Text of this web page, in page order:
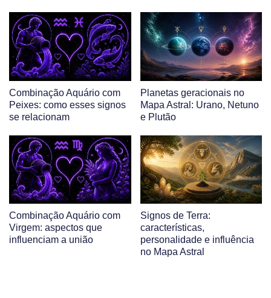
Combinação Aquário com
Peixes: como esses signos
se relacionam
Planetas geracionais no
Mapa Astral: Urano, Netuno
e Plutão
Combinação Aquário com
Virgem: aspectos que
influenciam a união
Signos de Terra:
características,
personalidade e influência
no Mapa Astral